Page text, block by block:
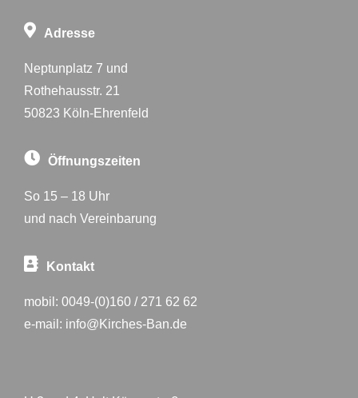
Adresse
Neptunplatz 7 und
Rothehausstr. 21
50823 Köln-Ehrenfeld
Öffnungszeiten
So 15 – 18 Uhr
und nach Vereinbarung
Kontakt
mobil: 0049-(0)160 / 271 62 62
e-mail: info@Kirches-Ban.de